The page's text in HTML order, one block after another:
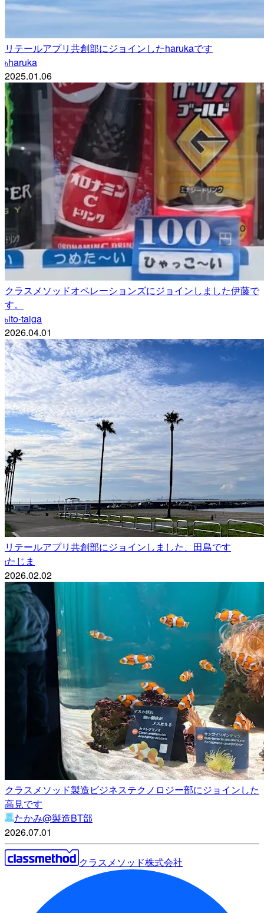
リテールアプリ共創部にジョインしたharukaです
hharuka
2025.01.06
クラスメソッドオペレーションズにジョインしました伊藤で
す。
bito-taiga
2026.04.01
リテールアプリ共創部にジョインしました、田島です
tたじま
2026.02.02
クラスメソッド製造ビジネステクノロジー部にジョインした
高見です
たかみ@製造BT部
2026.07.01
クラスメソッド株式会社